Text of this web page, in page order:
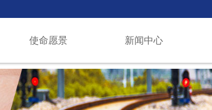
使命愿景 新闻中心